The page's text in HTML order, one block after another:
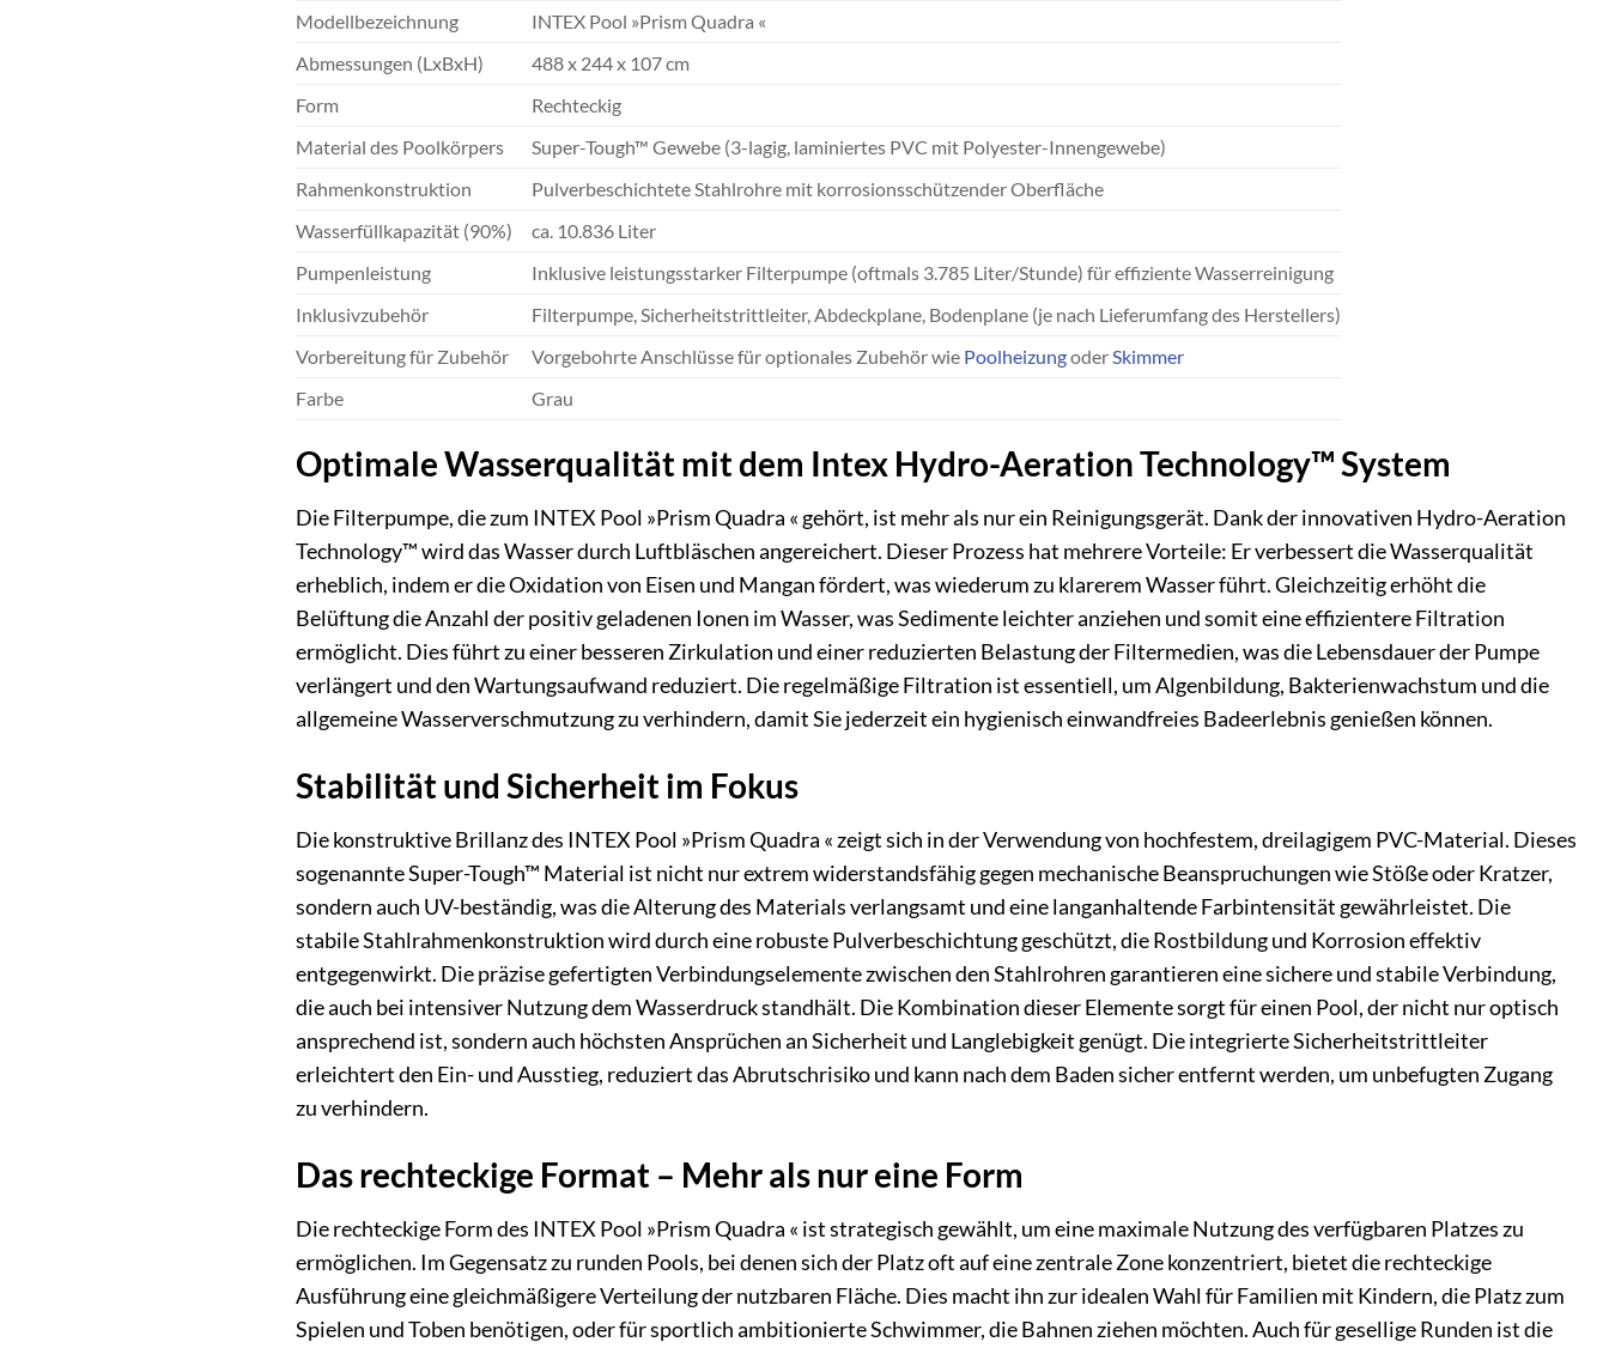
Modellbezeichnung
INTEX Pool »Prism Quadra «
Abmessungen (LxBxH)
488 x 244 x 107 cm
Form
Rechteckig
Material des Poolkörpers
Super-Tough™ Gewebe (3-lagig, laminiertes PVC mit Polyester-Innengewebe)
Rahmenkonstruktion
Pulverbeschichtete Stahlrohre mit korrosionsschützender Oberfläche
Wasserfüllkapazität (90%)
ca. 10.836 Liter
Pumpenleistung
Inklusive leistungsstarker Filterpumpe (oftmals 3.785 Liter/Stunde) für effiziente Wasserreinigung
Inklusivzubehör
Filterpumpe, Sicherheitstrittleiter, Abdeckplane, Bodenplane (je nach Lieferumfang des Herstellers)
Vorbereitung für Zubehör
Vorgebohrte Anschlüsse für optionales Zubehör wie PoolheizungoderSkimmer
Farbe
Grau
Optimale Wasserqualität mit dem Intex Hydro-Aeration Technology™ System
Die Filterpumpe, die zum INTEX Pool »Prism Quadra « gehört, ist mehr als nur ein Reinigungsgerät. Dank der innovativen Hydro-Aeration
Technology™ wird das Wasser durch Luftbläschen angereichert. Dieser Prozess hat mehrere Vorteile: Er verbessert die Wasserqualität
erheblich, indem er die Oxidation von Eisen und Mangan fördert, was wiederum zu klarerem Wasser führt. Gleichzeitig erhöht die
Belüftung die Anzahl der positiv geladenen Ionen im Wasser, was Sedimente leichter anziehen und somit eine effizientere Filtration
ermöglicht. Dies führt zu einer besseren Zirkulation und einer reduzierten Belastung der Filtermedien, was die Lebensdauer der Pumpe
verlängert und den Wartungsaufwand reduziert. Die regelmäßige Filtration ist essentiell, um Algenbildung, Bakterienwachstum und die
allgemeine Wasserverschmutzung zu verhindern, damit Sie jederzeit ein hygienisch einwandfreies Badeerlebnis genießen können.
Stabilität und Sicherheit im Fokus
Die konstruktive Brillanz des INTEX Pool »Prism Quadra « zeigt sich in der Verwendung von hochfestem, dreilagigem PVC-Material. Dieses
sogenannte Super-Tough™ Material ist nicht nur extrem widerstandsfähig gegen mechanische Beanspruchungen wie Stöße oder Kratzer,
sondern auch UV-beständig, was die Alterung des Materials verlangsamt und eine langanhaltende Farbintensität gewährleistet. Die
stabile Stahlrahmenkonstruktion wird durch eine robuste Pulverbeschichtung geschützt, die Rostbildung und Korrosion effektiv
entgegenwirkt. Die präzise gefertigten Verbindungselemente zwischen den Stahlrohren garantieren eine sichere und stabile Verbindung,
die auch bei intensiver Nutzung dem Wasserdruck standhält. Die Kombination dieser Elemente sorgt für einen Pool, der nicht nur optisch
ansprechend ist, sondern auch höchsten Ansprüchen an Sicherheit und Langlebigkeit genügt. Die integrierte Sicherheitstrittleiter
erleichtert den Ein- und Ausstieg, reduziert das Abrutschrisiko und kann nach dem Baden sicher entfernt werden, um unbefugten Zugang
zu verhindern.
Das rechteckige Format – Mehr als nur eine Form
Die rechteckige Form des INTEX Pool »Prism Quadra « ist strategisch gewählt, um eine maximale Nutzung des verfügbaren Platzes zu
ermöglichen. Im Gegensatz zu runden Pools, bei denen sich der Platz oft auf eine zentrale Zone konzentriert, bietet die rechteckige
Ausführung eine gleichmäßigere Verteilung der nutzbaren Fläche. Dies macht ihn zur idealen Wahl für Familien mit Kindern, die Platz zum
Spielen und Toben benötigen, oder für sportlich ambitionierte Schwimmer, die Bahnen ziehen möchten. Auch für gesellige Runden ist die